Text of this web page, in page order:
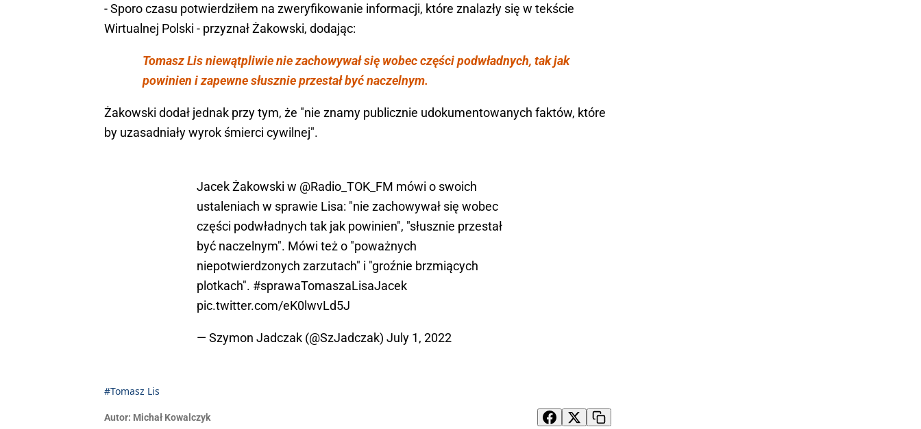
- Sporo czasu potwierdziłem na zweryfikowanie informacji, które znalazły się w tekście
Wirtualnej Polski - przyznał Żakowski, dodając:
Tomasz Lis niewątpliwie nie zachowywał się wobec części podwładnych, tak jak
powinien i zapewne słusznie przestał być naczelnym.
Żakowski dodał jednak przy tym, że "nie znamy publicznie udokumentowanych faktów, które
by uzasadniały wyrok śmierci cywilnej".
Jacek Żakowski w @Radio_TOK_FM mówi o swoich
ustaleniach w sprawie Lisa: "nie zachowywał się wobec
części podwładnych tak jak powinien", "słusznie przestał
być naczelnym". Mówi też o "poważnych
niepotwierdzonych zarzutach" i "groźnie brzmiących
plotkach". #sprawaTomaszaLisaJacek
pic.twitter.com/eK0lwvLd5J
— Szymon Jadczak (@SzJadczak) July 1, 2022
#Tomasz Lis
Autor: Michał Kowalczyk